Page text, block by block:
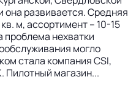
она развивается. Средняя
м, ассортимент – 10-15
проблема нехватки
могло
стала компания CSI,
Пилотный магазин...